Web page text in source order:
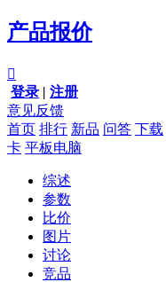
产品报价

登录 | 注册
意见反馈
首页 排行 新品 问答 下载
卡 平板电脑
综述
参数
比价
图片
讨论
竞品